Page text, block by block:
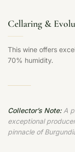
Cellaring &
This wine offers
70% humidity.
Collector’s Note:A
exceptional
pinnacle of